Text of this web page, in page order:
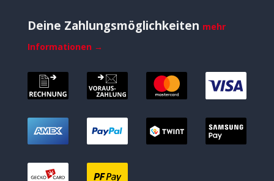
Deine Zahlungsmöglichkeiten mehr
Informationen →